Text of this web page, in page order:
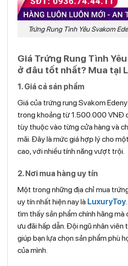
Trứng Rung Tình Yêu Svakom
Giá Trứng Rung Tình
ở đâu tốt nhất? Mua tại
1. Giá cả sản phẩm
Giá của trứng rung Svakom
trong khoảng từ 1.500.000 VNĐ
tùy thuộc vào từng cửa hàng và
mãi. Đây là mức giá hợp lý cho
cao, với nhiều tính năng vượt trội.
2. Nơi mua hàng uy tín
Một trong những địa chỉ mua
uy tín nhất hiện nay là LuxuryToy
tìm thấy sản phẩm chính hãng
ưu đãi hấp dẫn. Đội ngũ nhân viên
giúp bạn lựa chọn sản phẩm phù
của mình.